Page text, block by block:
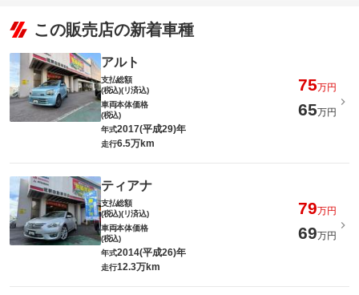
この販売店の新着車種
アルト
支払総額
(税込)(リ済込)
75万円
車両本体価格
(税込)
65万円
年式2017(平成29)年
走行6.5万km
ティアナ
支払総額
(税込)(リ済込)
79万円
車両本体価格
(税込)
69万円
年式2014(平成26)年
走行12.3万km